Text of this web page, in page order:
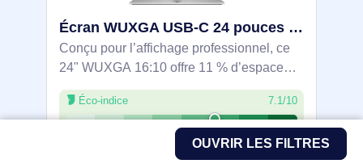
OUVRIR LES FILTRES
Écran WUXGA USB-C 24 pouces HP Série 7 Pro - 724pu - 8Y2F7AA#ABB
Conçu pour l’affichage professionnel, ce
24" WUXGA 16:10 offre 11 % d’espace
utile. Dalle IPS 100 Hz, 5 ms, 350 cd/m² et
contraste 1500:1 pour une image fluide et
homogène. Couleurs précises (sRGB 99
Éco-indice 7.1/10
245,90€ HT